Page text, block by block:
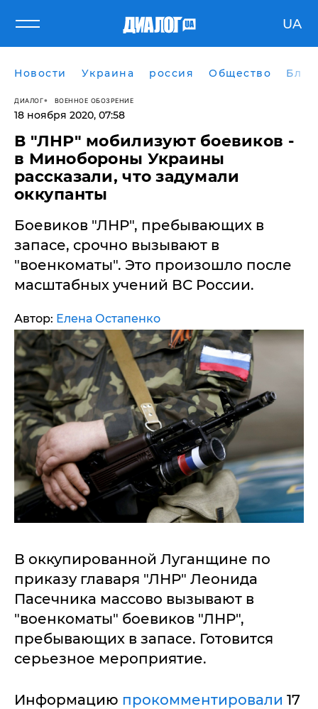
UA
Новости Украина россия Общество
ДИАЛОГ ВОЕННОЕ ОБОЗРЕНИЕ
18 ноября 2020, 07:58
​В "ЛНР" мобилизуют боевиков -
в Минобороны Украины
рассказали, что задумали
оккупанты
Боевиков "ЛНР", пребывающих в
запасе, срочно вызывают в
"военкоматы". Это произошло после
масштабных учений ВС России.
Автор: Елена Остапенко
В оккупированной Луганщине по
приказу главаря "ЛНР" Леонида
Пасечника массово вызывают в
"военкоматы" боевиков "ЛНР",
пребывающих в запасе. Готовится
серьезное мероприятие.
Информацию прокомментировали 17